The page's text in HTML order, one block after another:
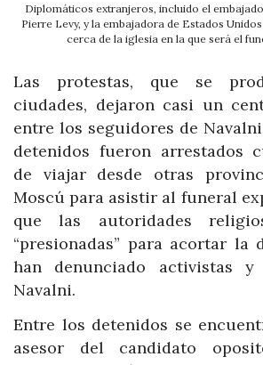
Diplomáticos extranjeros, incluido el
Pierre Levy, y la embajadora de Estados
cerca de la iglesia en la que será el
Las protestas, que se
ciudades, dejaron casi un
entre los seguidores de
detenidos fueron arrestados
de viajar desde otras
Moscú para asistir al funeral
que las autoridades
“presionadas” para acortar la
han denunciado activistas y
Navalni.
Entre los detenidos se
asesor del candidato